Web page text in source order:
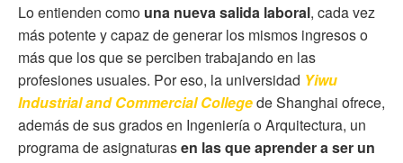
Lo entienden como una nueva salida laboral, cada vez
más potente y capaz de generar los mismos ingresos o
más que los que se perciben trabajando en las
profesiones usuales. Por eso, la universidad Yiwu
Industrial and Commercial Collegede Shanghai ofrece,
además de sus grados en Ingeniería o Arquitectura, un
programa de asignaturasen las que aprender a ser un